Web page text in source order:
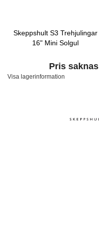
Skeppshult S3 Trehjulingar
16" Mini Solgul
Pris saknas
Visa lagerinformation